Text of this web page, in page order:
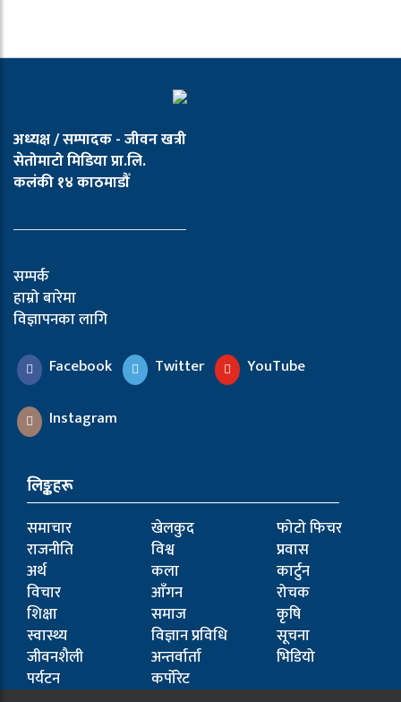
अध्यक्ष / सम्पादक - जीवन खत्री
सेतोमाटो मिडिया प्रा.लि.
कलंकी १४ काठमाडौँ
सम्पर्क
हाम्रो बारेमा
विज्ञापनका लागि
Facebook
Twitter YouTube
Instagram
लिङ्कहरू
समाचार
राजनीति
अर्थ
विचार
शिक्षा
स्वास्थ्य
जीवनशैली
पर्यटन
खेलकुद
विश्व
कला
आँगन
समाज
विज्ञान प्रविधि
अन्तर्वार्ता
कर्पोरेट
फोटो फिचर
प्रवास
कार्टुन
रोचक
कृषि
सूचना
भिडियो